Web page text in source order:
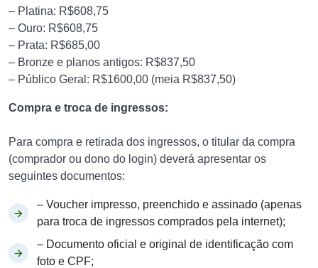
– Platina: R$608,75
– Ouro: R$608,75
– Prata: R$685,00
– Bronze e planos antigos: R$837,50
– Público Geral: R$1600,00 (meia R$837,50)
Compra e troca de ingressos:
Para compra e retirada dos ingressos, o titular da compra
(comprador ou dono do login) deverá apresentar os
seguintes documentos:
– Voucher impresso, preenchido e assinado (apenas
para troca de ingressos comprados pela internet);
– Documento oficial e original de identificação com
foto e CPF;